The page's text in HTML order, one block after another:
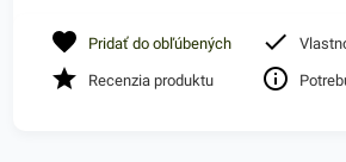
Pridať do obľúbených
Recenzia produktu